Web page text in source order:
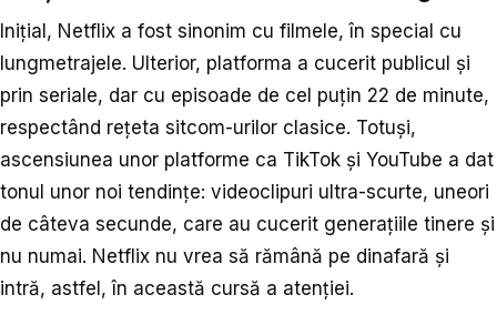
Inițial, Netflix a fost sinonim cu filmele, în special cu
lungmetrajele. Ulterior, platforma a cucerit publicul și
prin seriale, dar cu episoade de cel puțin 22 de minute,
respectând rețeta sitcom-urilor clasice. Totuși,
ascensiunea unor platforme ca TikTok și YouTube a dat
tonul unor noi tendințe: videoclipuri ultra-scurte, uneori
de câteva secunde, care au cucerit generațiile tinere și
nu numai. Netflix nu vrea să rămână pe dinafară și
intră, astfel, în această cursă a atenției.